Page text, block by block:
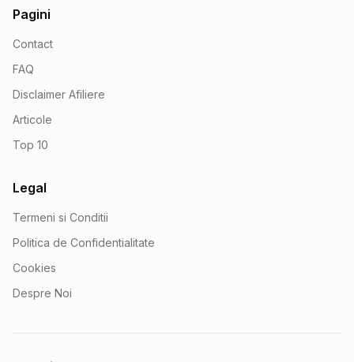
Pagini
Contact
FAQ
Disclaimer Afiliere
Articole
Top 10
Legal
Termeni si Conditii
Politica de Confidentialitate
Cookies
Despre Noi